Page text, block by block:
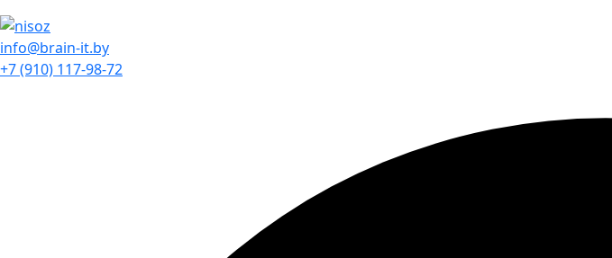
info@brain-it.by
+7 (910) 117-98-72